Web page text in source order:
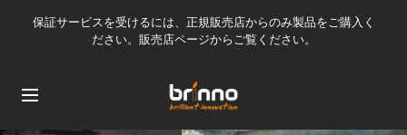
保証サービスを受けるには、正規販売店からのみ製品をご購入く
ださい。販売店ページからご覧ください。
ナ
brinno-
mkt